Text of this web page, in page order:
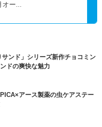
ー...
ンド」シリーズ新作チョコミン
ドの爽快な魅力
アース製薬の虫ケアステー